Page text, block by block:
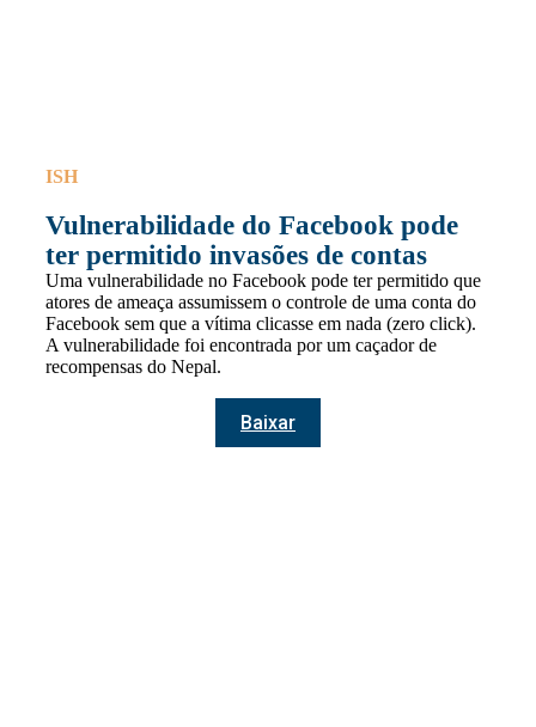
ISH
Vulnerabilidade do Facebook pode
ter permitido invasões de contas
Uma vulnerabilidade no Facebook pode ter permitido que
atores de ameaça assumissem o controle de uma conta do
Facebook sem que a vítima clicasse em nada (zero click).
A vulnerabilidade foi encontrada por um caçador de
recompensas do Nepal.
Baixar